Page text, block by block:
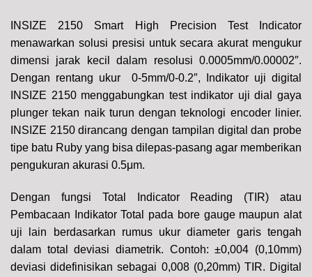
INSIZE 2150 Smart High Precision Test Indicator
menawarkan solusi presisi untuk secara akurat mengukur
dimensi jarak kecil dalam resolusi 0.0005mm/0.00002″.
Dengan rentang ukur 0-5mm/0-0.2″, Indikator uji digital
INSIZE 2150 menggabungkan test indikator uji dial gaya
plunger tekan naik turun dengan teknologi encoder linier.
INSIZE 2150 dirancang dengan tampilan digital dan probe
tipe batu Ruby yang bisa dilepas-pasang agar memberikan
pengukuran akurasi 0.5μm.
Dengan fungsi Total Indicator Reading (TIR) atau
Pembacaan Indikator Total pada bore gauge maupun alat
uji lain berdasarkan rumus ukur diameter garis tengah
dalam total deviasi diametrik. Contoh: ±0,004 (0,10mm)
deviasi didefinisikan sebagai 0,008 (0,20mm) TIR. Digital